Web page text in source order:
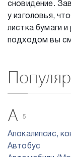
сновидение.
у изголовья,
листка бумаги
подходом вы
А
5
Апокалипсис,
Автобус